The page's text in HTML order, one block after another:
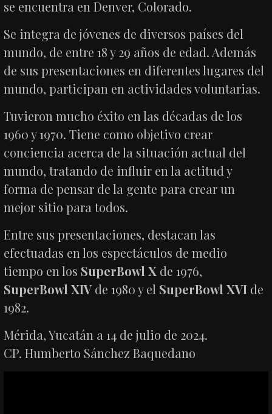
se encuentra en Denver, Colorado.
Se integra de jóvenes de diversos países del
mundo, de entre 18 y 29 años de edad. Además
de sus presentaciones en diferentes lugares del
mundo, participan en actividades voluntarias.
Tuvieron mucho éxito en las décadas de los
1960 y 1970. Tiene como objetivo crear
conciencia acerca de la situación actual del
mundo, tratando de influir en la actitud y
forma de pensar de la gente para crear un
mejor sitio para todos.
Entre sus presentaciones, destacan las
efectuadas en los espectáculos de medio
tiempo en los SuperBowl X de 1976,
SuperBowl XIVde 1980 y el SuperBowl XVI de
1982.
Mérida, Yucatán a 14 de julio de 2024.
CP. Humberto Sánchez Baquedano